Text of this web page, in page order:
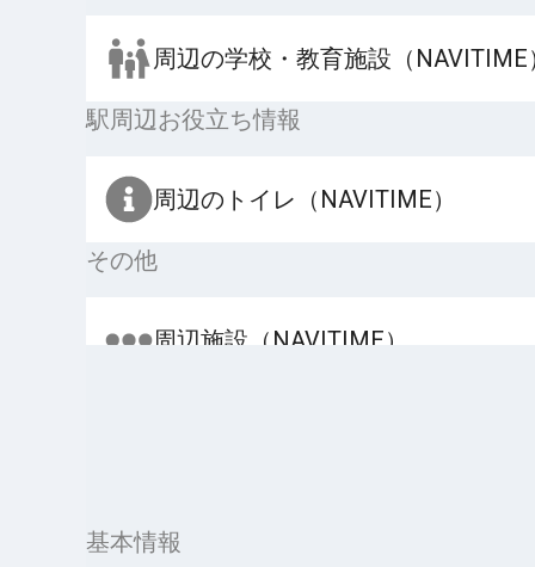
周辺の学校・教育施設（NAVITIME
駅周辺お役立ち情報
周辺のトイレ（NAVITIME）
その他
周辺施設（NAVITIME）
基本情報